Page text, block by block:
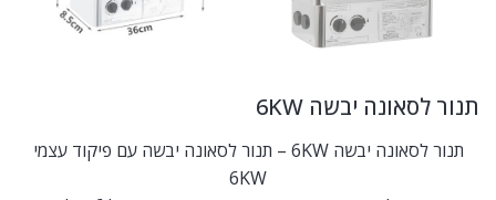
תנור לסאונה יבשה 6KW
תנור לסאונה יבשה 6KW – תנור לסאונה יבשה עם פיקוד עצמי
6KW